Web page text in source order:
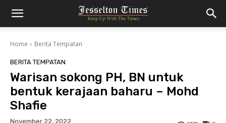
Home Berita Tempatan
BERITA TEMPATAN
Warisan sokong PH, BN untuk
bentuk kerajaan baharu – Mohd
Shafie
November 22, 2022